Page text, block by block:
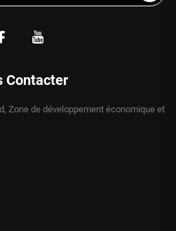
Contacter
Zone de développement économique et